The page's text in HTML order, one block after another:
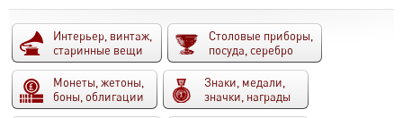
Интерьер, винтаж,
старинные вещи
Столовые приборы,
посуда, серебро
Монеты, жетоны,
боны, облигации
Знаки, медали,
значки, награды